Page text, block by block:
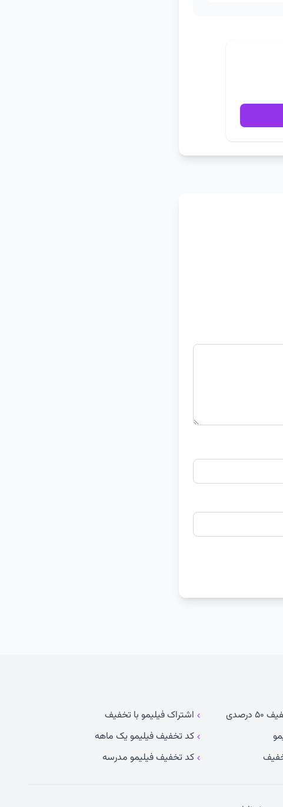
اشتراک فیلیمو با تخفیف
کد تخفیف فیلیمو یک ماهه
کد تخفیف فیلیمو مدرسه